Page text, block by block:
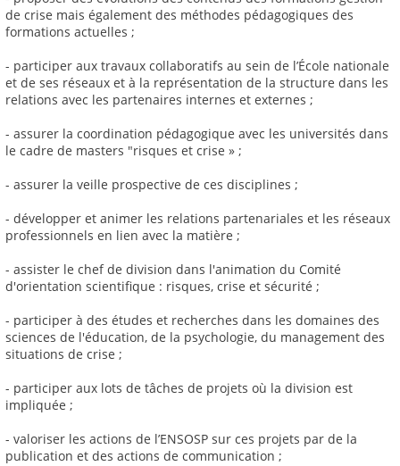
de crise mais également des méthodes pédagogiques des
formations actuelles ;
- participer aux travaux collaboratifs au sein de l’École nationale
et de ses réseaux et à la représentation de la structure dans les
relations avec les partenaires internes et externes ;
- assurer la coordination pédagogique avec les universités dans
le cadre de masters "risques et crise » ;
- assurer la veille prospective de ces disciplines ;
- développer et animer les relations partenariales et les réseaux
professionnels en lien avec la matière ;
- assister le chef de division dans l'animation du Comité
d'orientation scientifique : risques, crise et sécurité ;
- participer à des études et recherches dans les domaines des
sciences de l'éducation, de la psychologie, du management des
situations de crise ;
- participer aux lots de tâches de projets où la division est
impliquée ;
- valoriser les actions de l’ENSOSP sur ces projets par de la
publication et des actions de communication ;